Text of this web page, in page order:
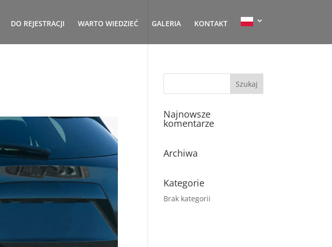
DO REJESTRACJI WARTO WIEDZIEĆ GALERIA KONTAKT
Najnowsze
komentarze
Archiwa
Kategorie
Brak kategorii